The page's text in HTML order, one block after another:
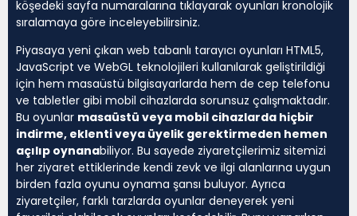
köşedeki sayfa numaralarına tıklayarak oyunları kronolojik
sıralamaya göre inceleyebilirsiniz.
Piyasaya yeni çıkan web tabanlı tarayıcı oyunları HTML5,
JavaScript ve WebGL teknolojileri kullanılarak geliştirildiği
için hem masaüstü bilgisayarlarda hem de cep telefonu
ve tabletler gibi mobil cihazlarda sorunsuz çalışmaktadır.
Bu oyunlar masaüstü veya mobil cihazlarda hiçbir
indirme, eklenti veya üyelik gerektirmeden hemen
açılıp oynanabiliyor. Bu sayede ziyaretçilerimiz sitemizi
her ziyaret ettiklerinde kendi zevk ve ilgi alanlarına uygun
birden fazla oyunu oynama şansı buluyor. Ayrıca
ziyaretçiler, farklı tarzlarda oyunlar deneyerek yeni